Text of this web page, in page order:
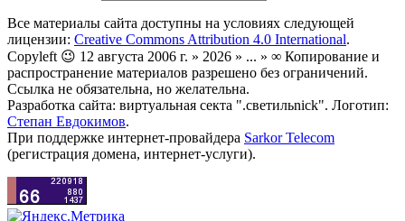
Все материалы сайта доступны на условиях следующей
лицензии: Creative Commons Attribution 4.0 International.
Copyleft 😉 12 августа 2006 г. » 2026 » ... » ∞ Копирование и
распространение материалов разрешено без ограничений.
Ссылка не обязательна, но желательна.
Разработка сайта: виртуальная секта ".светильnick". Логотип:
Степан Евдокимов.
При поддержке интернет-провайдера Sarkor Telecom
(регистрация домена, интернет-услуги).